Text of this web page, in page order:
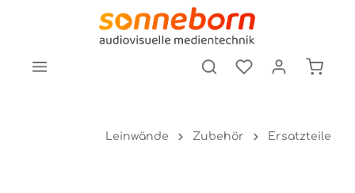
springen
Leinwände Zubehör Ersatzteile